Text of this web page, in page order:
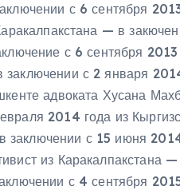
с 6 сентября
— в
с 6 сентября 2013
с 2 января
адвоката Хусана
2014 года из
заключении с 15 июня
из Каракалпакстана
с 4 сентября